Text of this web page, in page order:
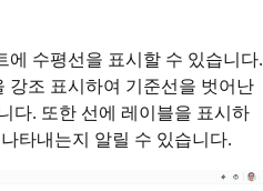
수평선을 표시할 수 있습니다.
강조 표시하여 기준선을 벗어난
다. 또한 선에 레이블을 표시하
타내는지 알릴 수 있습니다.